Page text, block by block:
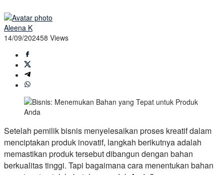
Aleena K
14/09/202458 Views
Setelah pemilik bisnis menyelesaikan proses kreatif dalam
menciptakan produk inovatif, langkah berikutnya adalah
memastikan produk tersebut dibangun dengan bahan
berkualitas tinggi. Tapi bagaimana cara menentukan bahan